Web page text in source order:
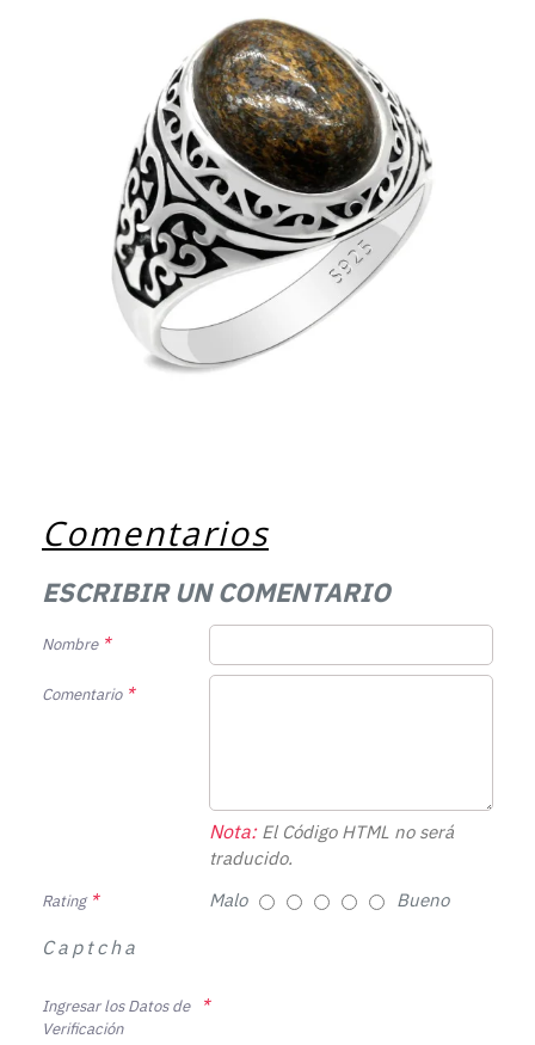
Comentarios
ESCRIBIR UN COMENTARIO
Nombre
Comentario
Nota:El Código HTML no será
traducido.
Rating Malo Bueno
Captcha
Ingresar los Datos de
Verificación